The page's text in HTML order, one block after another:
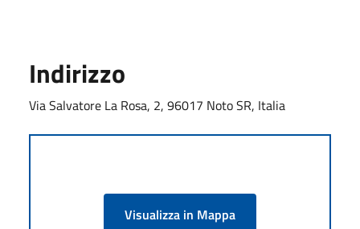
Indirizzo
Via Salvatore La Rosa, 2, 96017 Noto SR, Italia
Visualizza in Mappa